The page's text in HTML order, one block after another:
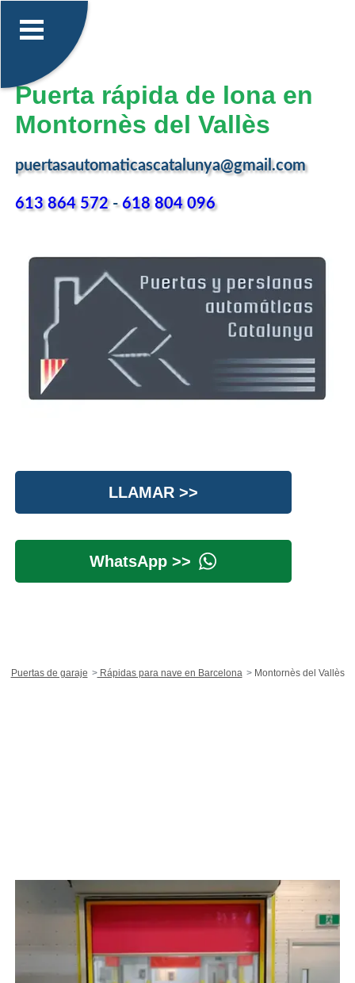
Puerta rápida de lona en
Montornès del Vallès
puertasautomaticascatalunya@gmail.com
613 864 572-618 804 096
LLAMAR >>
WhatsApp >>
Puertas de garaje Rápidas para nave en Barcelona Montornès del Vallès